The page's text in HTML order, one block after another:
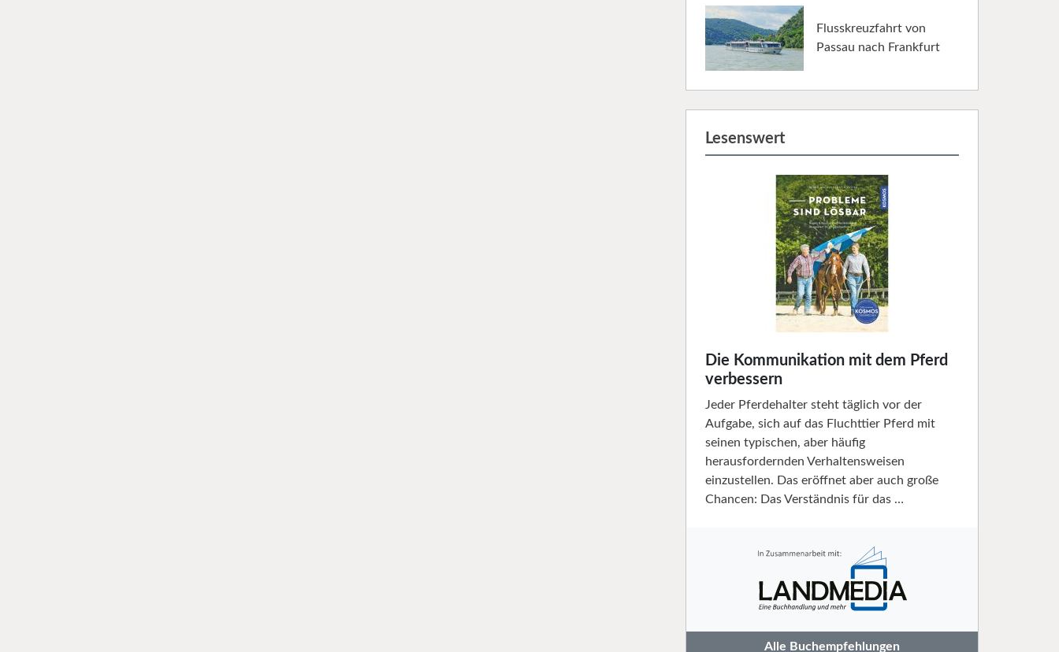
Flusskreuzfahrt von
Passau nach Frankfurt
Lesenswert
Die Kommunikation mit dem Pferd
verbessern
Jeder Pferdehalter steht täglich vor der
Aufgabe, sich auf das Fluchttier Pferd mit
seinen typischen, aber häufig
herausfordernden Verhaltensweisen
einzustellen. Das eröffnet aber auch große
Chancen: Das Verständnis für das …
Alle Buchempfehlungen